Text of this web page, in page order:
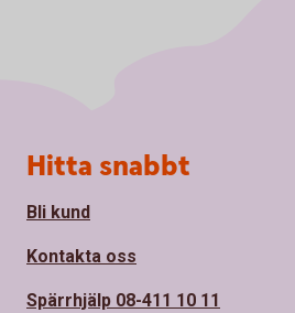
Sidfot
Hitta snabbt
Bli kund
Kontakta oss
Spärrhjälp 08-411 10 11